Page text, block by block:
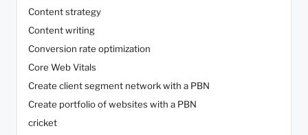
Content strategy
Content writing
Conversion rate optimization
Core Web Vitals
Create client segment network with a PBN
Create portfolio of websites with a PBN
cricket